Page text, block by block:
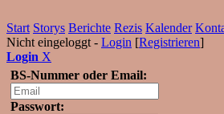
Start Storys Berichte Rezis Kalender
Nicht eingeloggt - Login [Registrieren]
Login X
BS-Nummer oder Email:
Passwort: